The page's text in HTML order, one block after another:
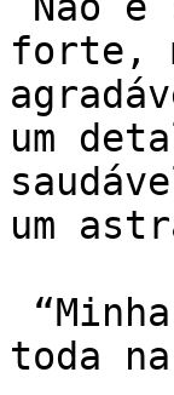
forte,
um
um
toda